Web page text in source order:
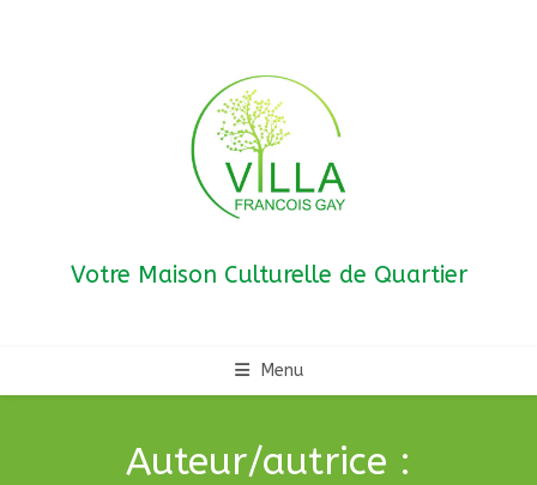
Votre Maison Culturelle de Quartier
Menu
Auteur/autrice :